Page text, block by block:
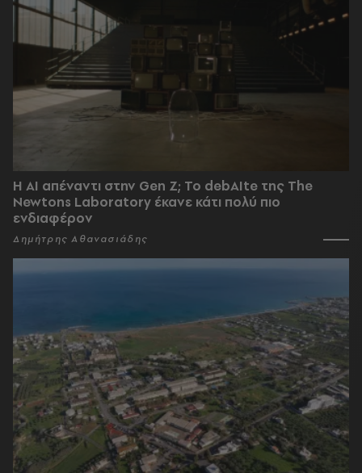
Η AI απέναντι στην Gen Z; Το debAIte της The
Newtons Laboratory έκανε κάτι πολύ πιο
ενδιαφέρον
Δημήτρης Αθανασιάδης